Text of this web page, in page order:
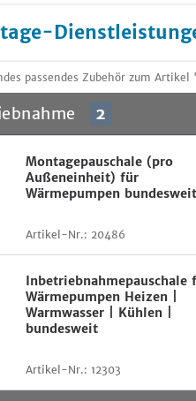
passendes Zubehör zum Artikel
2
Montagepauschale (pro
Außeneinheit) für
Wärmepumpen
Artikel-Nr.: 20486
Inbetriebnahmepauschale
Wärmepumpen Heizen |
Warmwasser | Kühlen |
bundesweit
Artikel-Nr.: 12303